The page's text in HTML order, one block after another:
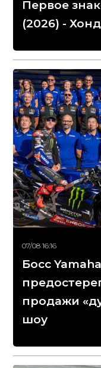
Первое
(2026) -
07/08 16:16
Босс
продажи
шоу